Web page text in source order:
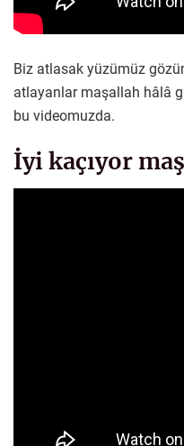
Biz atlasak yüzümüz
atlayanlar maşallah hâlâ
bu videomuzda.
İyi kaçıyor